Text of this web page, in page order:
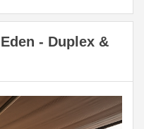
- Duplex &
Next